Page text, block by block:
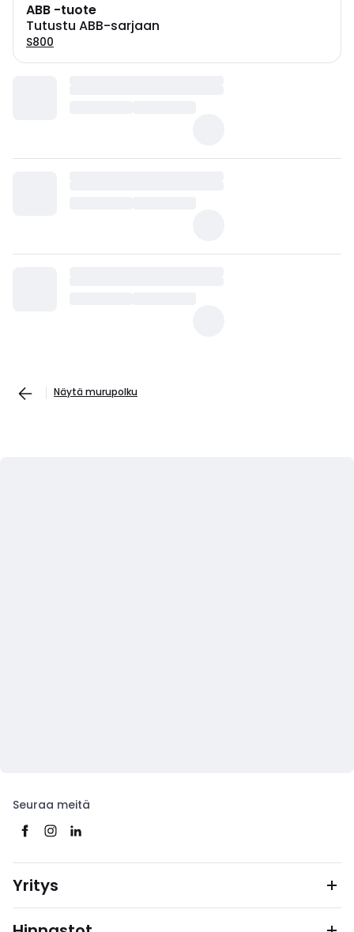
ABB -tuote
Tutustu ABB-sarjaan
S800
Näytä murupolku
Seuraa meitä
Yritys